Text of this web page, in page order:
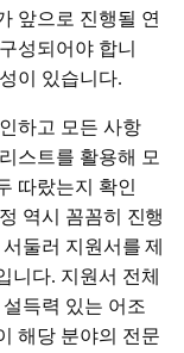
앞으로 진행될 연
성되어야 합니
이 있습니다.
하고 모든 사항
스트를 활용해 모
따랐는지 확인
역시 꼼꼼히 진행
둘러 지원서를 제
니다. 지원서 전체
득력 있는 어조
해당 분야의 전문